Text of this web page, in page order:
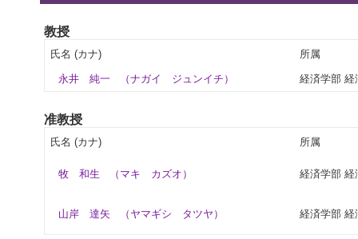
教授
氏名 (カナ) 所属
永井 純一 （ナガイ ジュンイチ） 経済学部 経
准教授
氏名 (カナ) 所属
牧 和生 （マキ カズオ） 経済学部 経
山岸 達矢 （ヤマギシ タツヤ） 経済学部 経